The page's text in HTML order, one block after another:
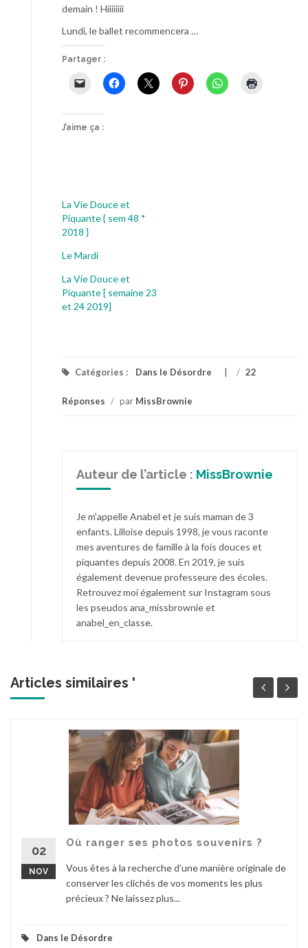
demain ! Hiiiiiiii
Lundi, le ballet recommencera …
Partager :
J’aime ça :
La Vie Douce et
Piquante { sem 48 *
2018 }
Le Mardi
La Vie Douce et
Piquante [ semaine 23
et 24 2019]
Catégories : Dans le Désordre / 22
Réponses / par MissBrownie
Auteur de l’article : MissBrownie
Je m'appelle Anabel et je suis maman de 3
enfants. Lilloise depuis 1998, je vous raconte
mes aventures de famille à la fois douces et
piquantes depuis 2008. En 2019, je suis
également devenue professeure des écoles.
Retrouvez moi également sur Instagram sous
les pseudos ana_missbrownie et
anabel_en_classe.
Articles similaires '
02
NOV
Où ranger ses photos souvenirs ?
Vous êtes à la recherche d’une manière originale de
conserver les clichés de vos moments les plus
précieux ? Ne laissez plus...
Dans le Désordre